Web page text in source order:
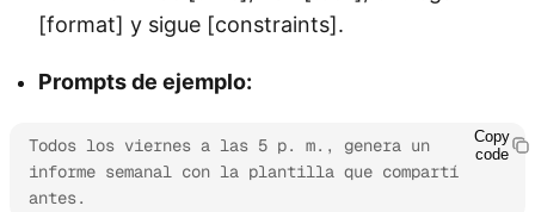
[format] y sigue [constraints].
Prompts de ejemplo:
Todos los viernes a las 5 p. m., genera un
informe semanal con la plantilla que compartí
antes.
Copy
code